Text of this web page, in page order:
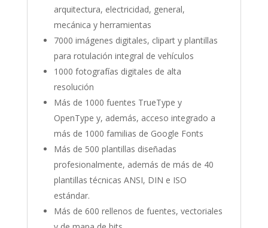
arquitectura, electricidad, general,
mecánica y herramientas
7000 imágenes digitales, clipart y plantillas
para rotulación integral de vehículos
1000 fotografías digitales de alta
resolución
Más de 1000 fuentes TrueType y
OpenType y, además, acceso integrado a
más de 1000 familias de Google Fonts
Más de 500 plantillas diseñadas
profesionalmente, además de más de 40
plantillas técnicas ANSI, DIN e ISO
estándar.
Más de 600 rellenos de fuentes, vectoriales